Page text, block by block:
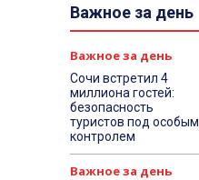
Важное за день
Важное за день
Сочи встретил 4
миллиона гостей:
безопасность
туристов под особым
контролем
Важное за день